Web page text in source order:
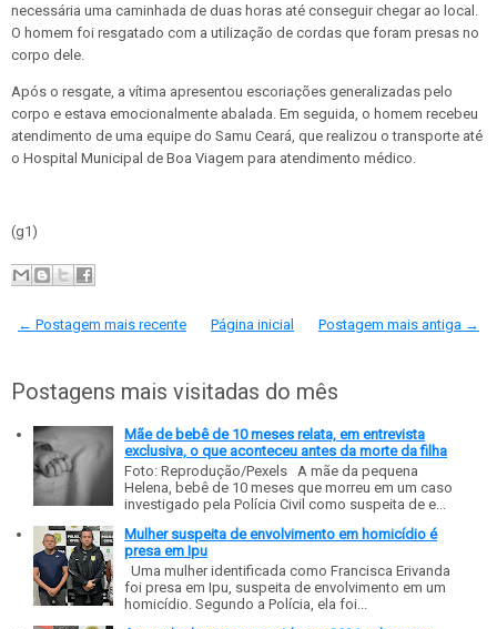
necessária uma caminhada de duas horas até conseguir chegar ao local.
O homem foi resgatado com a utilização de cordas que foram presas no
corpo dele.
Após o resgate, a vítima apresentou escoriações generalizadas pelo
corpo e estava emocionalmente abalada. Em seguida, o homem recebeu
atendimento de uma equipe do Samu Ceará, que realizou o transporte até
o Hospital Municipal de Boa Viagem para atendimento médico.
(g1)
← Postagem mais recente Postagem mais antiga →
Página inicial
Postagens mais visitadas do mês
Mãe de bebê de 10 meses relata, em entrevista
exclusiva, o que aconteceu antes da morte da filha
Foto: Reprodução/Pexels A mãe da pequena
Helena, bebê de 10 meses que morreu em um caso
investigado pela Polícia Civil como suspeita de e...
Mulher suspeita de envolvimento em homicídio é
presa em Ipu
Uma mulher identificada como Francisca Erivanda
foi presa em Ipu, suspeita de envolvimento em um
homicídio. Segundo a Polícia, ela foi...